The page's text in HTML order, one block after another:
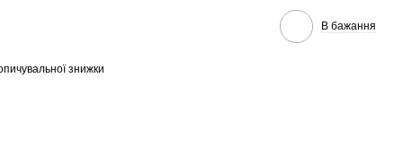
В бажання
знижки